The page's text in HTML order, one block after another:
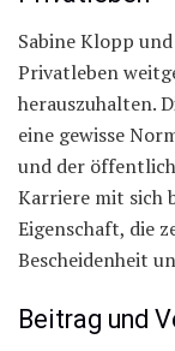
Sabine Klopp
Privatleben
herauszuhalten.
eine gewisse
und der
Karriere mit sich
Eigenschaft, die
Bescheidenheit
Beitrag und